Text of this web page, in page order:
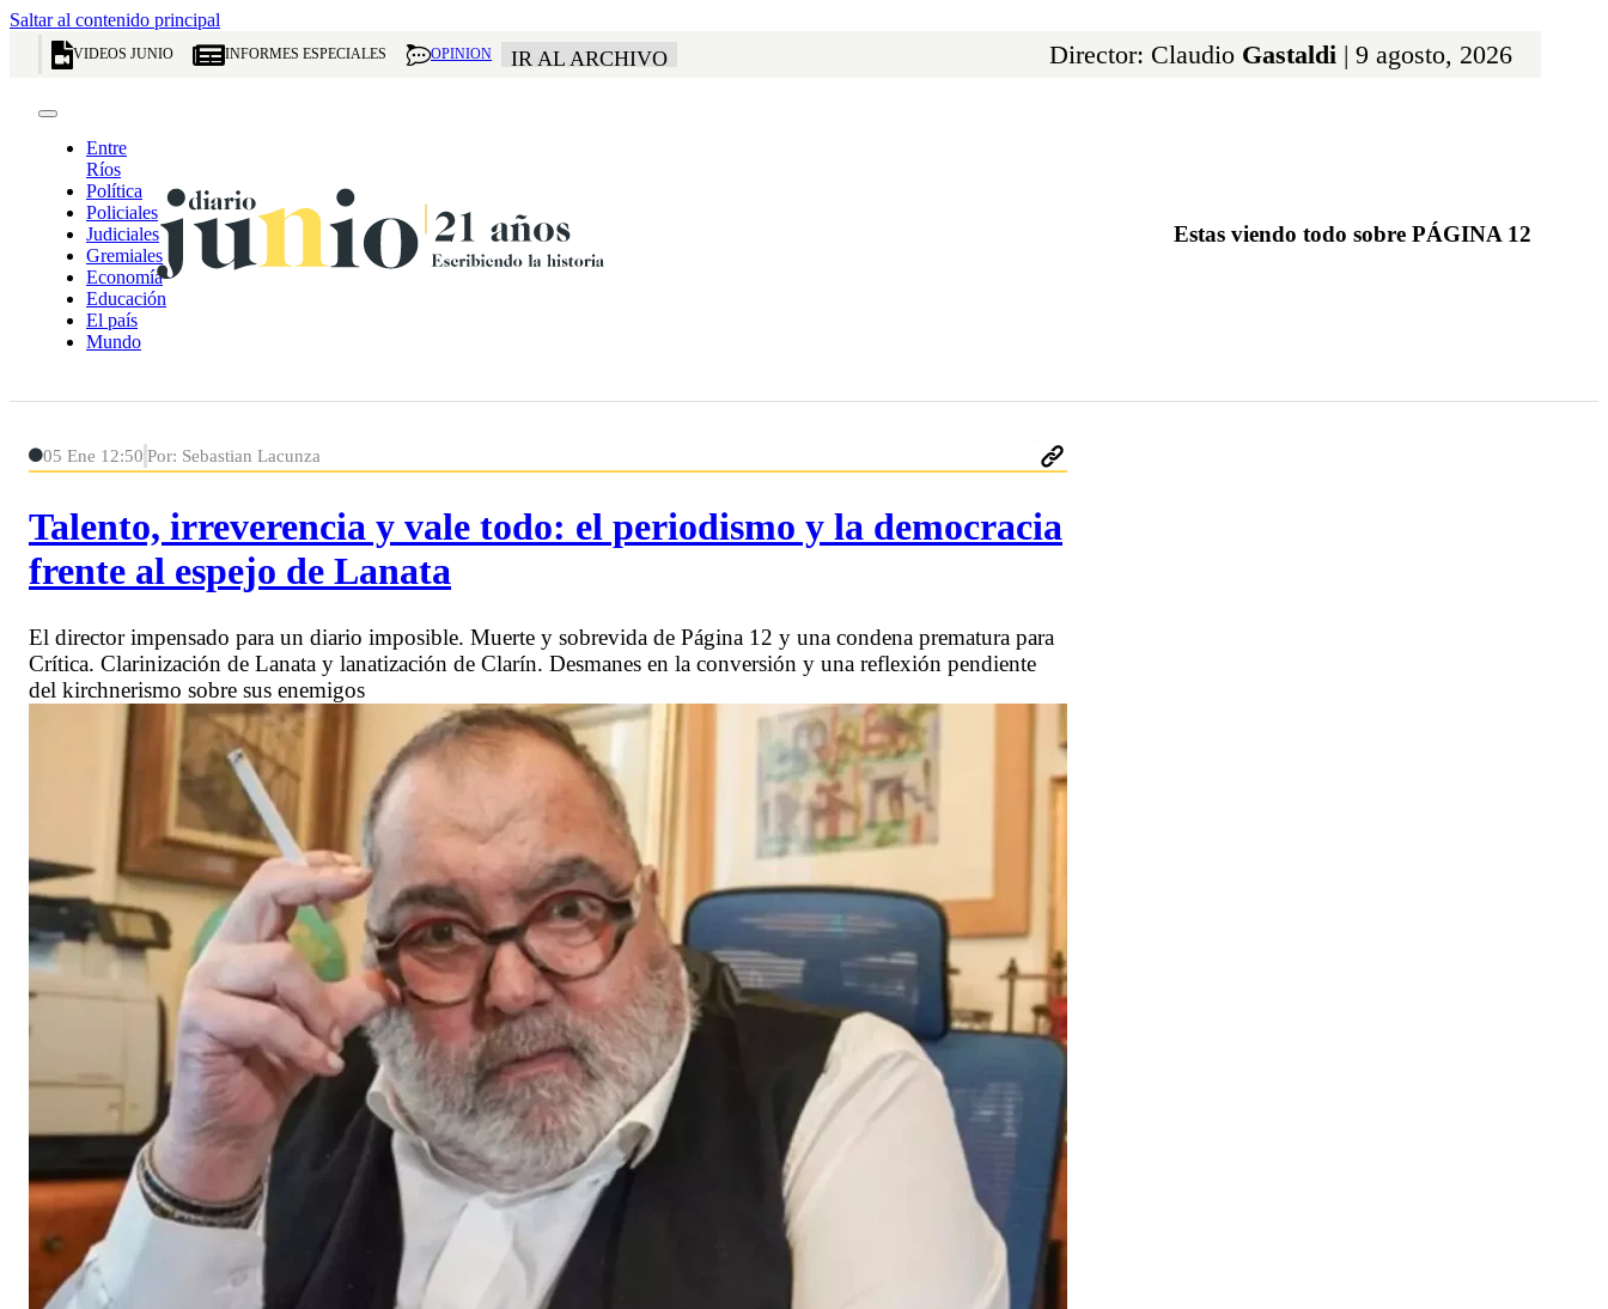
Saltar al contenido principal
VIDEOS JUNIO INFORMES ESPECIALES OPINION IR AL ARCHIVO Director: Claudio Gastaldi | 9 agosto, 2026
Entre
Ríos
Política
Policiales
Judiciales
Gremiales
Economía
Educación
El país
Mundo
Estas viendo todo sobre PÁGINA 12
05 Ene 12:50 Por: Sebastian Lacunza
Talento, irreverencia y vale todo: el periodismo y la democracia
frente al espejo de Lanata
El director impensado para un diario imposible. Muerte y sobrevida de Página 12 y una condena prematura para
Crítica. Clarinización de Lanata y lanatización de Clarín. Desmanes en la conversión y una reflexión pendiente
del kirchnerismo sobre sus enemigos